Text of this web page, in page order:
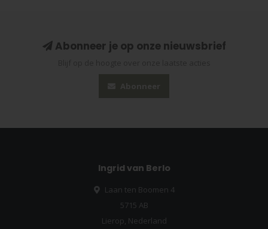
Abonneer je op onze nieuwsbrief
Ingrid van Berlo
Laan ten Boomen 4
5715 AB
Lierop, Nederland